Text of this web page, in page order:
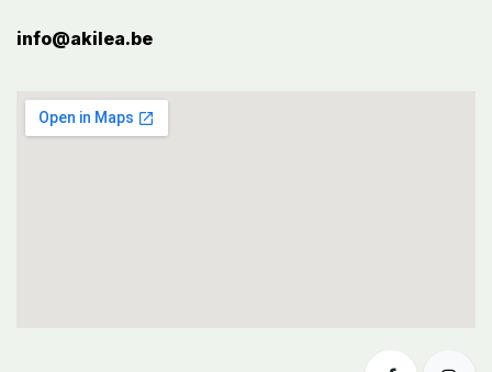
info@akilea.be​